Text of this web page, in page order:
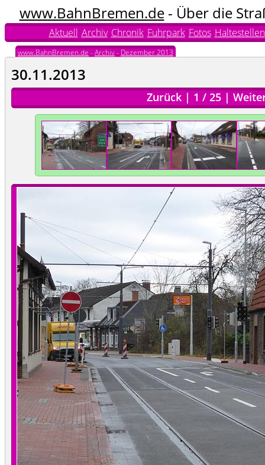
www.BahnBremen.de- Über die
Aktuell Archiv Chronik Fuhrpark Fotos Haltestellen
www.BahnBremen.de -Archiv- Dezember 2013
30.11.2013
Zurück | 1 / 25 |